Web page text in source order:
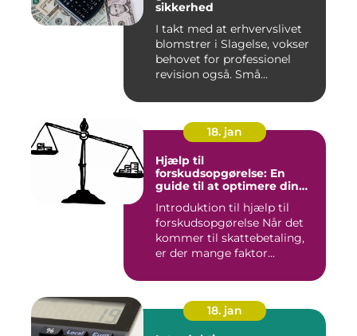
sikkerhed
I takt med at erhvervslivet
blomstrer i Slagelse, vokser
behovet for professionel
revision også. Små...
18. jan
Hjælp til
forskudsopgørelse: En
guide til at optimere din
Introduktion til hjælp til
forskudsopgørelse Når det
kommer til skattebetaling,
er der mange faktor...
18. jan